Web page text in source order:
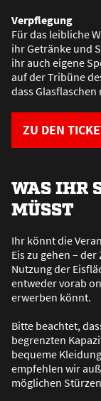
Verpflegung
Für das leibliche
ihr Getränke und
ihr auch eigene
auf der Tribüne
dass
ZU DEN
WAS IHR
MÜSST
Ihr könnt die
Eis zu gehen –
Nutzung der
entweder vorab
erwerben könnt.
Bitte beachtet,
begrenzten
bequeme
empfehlen wir auß
möglichen